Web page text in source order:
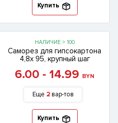
Купить
НАЛИЧИЕ > 100
Саморез для гипсокартона
4,8х 95, крупный шаг
6.00 - 14.99 BYN
Еще 2 вар-тов
Купить